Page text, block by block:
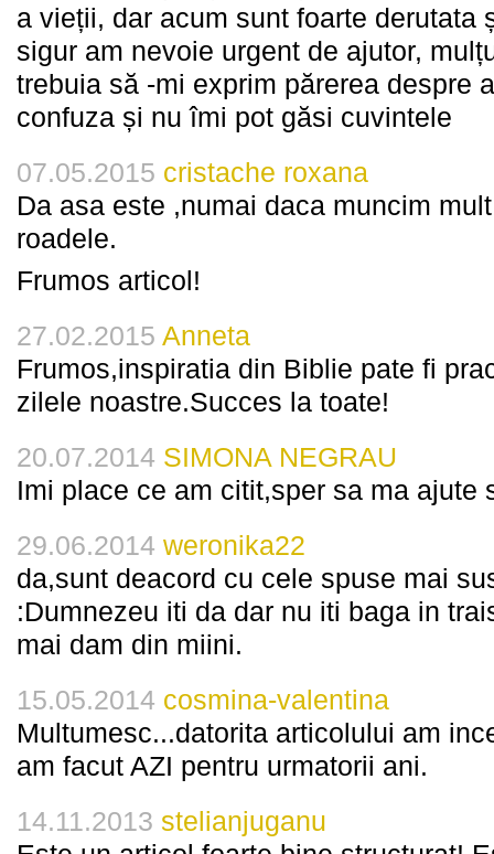
a vieții, dar acum sunt foarte derutata
sigur am nevoie urgent de ajutor,
trebuia să -mi exprim părerea despre
confuza și nu îmi pot găsi cuvintele
07.05.2015 cristache roxana
Da asa este ,numai daca muncim
roadele.
Frumos articol!
27.02.2015 Anneta
Frumos,inspiratia din Biblie pate fi
zilele noastre.Succes la toate!
20.07.2014 SIMONA NEGRAU
Imi place ce am citit,sper sa ma ajute
29.06.2014 weronika22
da,sunt deacord cu cele spuse mai
:Dumnezeu iti da dar nu iti baga in
mai dam din miini.
15.05.2014 cosmina-valentina
Multumesc...datorita articolului am
am facut AZI pentru urmatorii ani.
14.11.2013 stelianjuganu